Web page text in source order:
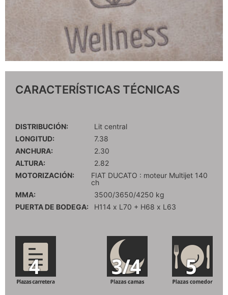
CARACTERÍSTICAS TÉCNICAS
DISTRIBUCIÓN:
Lit central
LONGITUD:
7.38
ANCHURA:
2.30
ALTURA:
2.82
MOTORIZACIÓN:
FIAT DUCATO : moteur Multijet 140
ch
MMA:
3500/3650/4250 kg
PUERTA DE BODEGA:
H114 x L70 + H68 x L63